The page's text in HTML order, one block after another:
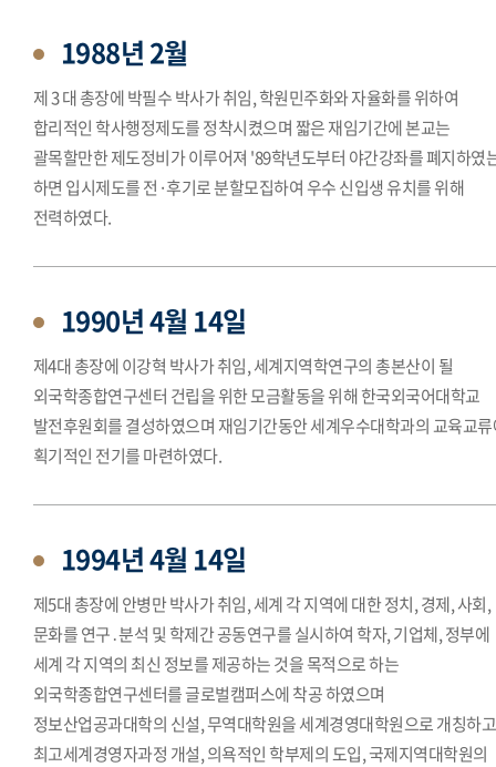
1988년 2월
제 3 대 총장에 박필수 박사가 취임, 학원민주화와 자율화를 위하여
합리적인 학사행정제도를 정착시켰으며 짧은 재임기간에 본교는
괄목할만한 제도정비가 이루어져 '89학년도부터 야간강좌를 폐지하였
하면 입시제도를 전·후기로 분할모집하여 우수 신입생 유치를 위해
전력하였다.
1990년 4월 14일
제4대 총장에 이강혁 박사가 취임, 세계지역학연구의 총본산이 될
외국학종합연구센터 건립을 위한 모금활동을 위해 한국외국어대학교
발전후원회를 결성하였으며 재임기간동안 세계우수대학과의 교육교
획기적인 전기를 마련하였다.
1994년 4월 14일
제5대 총장에 안병만 박사가 취임, 세계 각 지역에 대한 정치, 경제, 사회,
문화를 연구․분석 및 학제간 공동연구를 실시하여 학자, 기업체, 정부에
세계 각 지역의 최신 정보를 제공하는 것을 목적으로 하는
외국학종합연구센터를 글로벌캠퍼스에 착공 하였으며
정보산업공과대학의 신설, 무역대학원을 세계경영대학원으로 개칭하고
최고세계경영자과정 개설, 의욕적인 학부제의 도입, 국제지역대학원의